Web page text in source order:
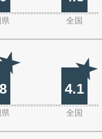
全国
4.1
全国